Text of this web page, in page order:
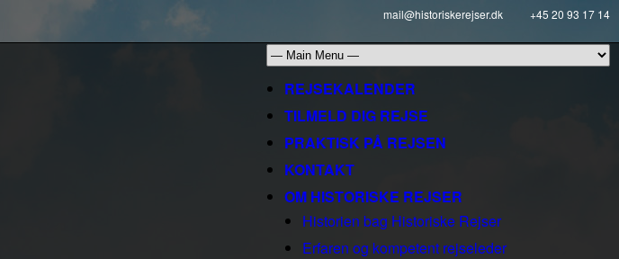
mail@historiskerejser.dk +45 20 93 17 14
REJSEKALENDER
TILMELD DIG REJSE
PRAKTISK PÅ REJSEN
KONTAKT
OM HISTORISKE REJSER
Historien bag Historiske Rejser
Erfaren og kompetent rejseleder